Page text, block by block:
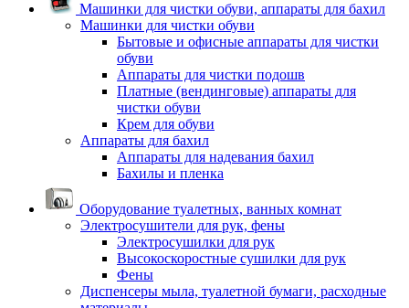
Машинки для чистки обуви, аппараты для бахил
Машинки для чистки обуви
Бытовые и офисные аппараты для чистки
обуви
Аппараты для чистки подошв
Платные (вендинговые) аппараты для
чистки обуви
Крем для обуви
Аппараты для бахил
Аппараты для надевания бахил
Бахилы и пленка
Оборудование туалетных, ванных комнат
Электросушители для рук, фены
Электросушилки для рук
Высокоскоростные сушилки для рук
Фены
Диспенсеры мыла, туалетной бумаги, расходные